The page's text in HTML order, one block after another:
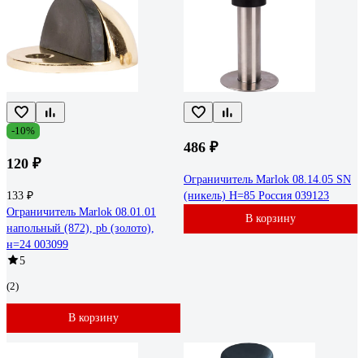
-10%
120 ₽
133 ₽
Ограничитель Marlok 08.01.01
напольный (872), pb (золото),
н=24 003099
5
(2)
В корзину
486 ₽
Ограничитель Marlok 08.14.05 SN
(никель) H=85 Россия 039123
В корзину